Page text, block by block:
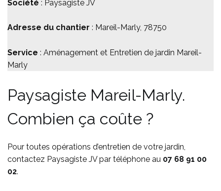
Société : Paysagiste JV
Adresse du chantier : Mareil-Marly, 78750
Service : Aménagement et Entretien de jardin Mareil-
Marly
Paysagiste Mareil-Marly.
Combien ça coûte ?
Pour toutes opérations d’entretien de votre jardin,
contactez Paysagiste JV par téléphone au 07 68 91 00
02.